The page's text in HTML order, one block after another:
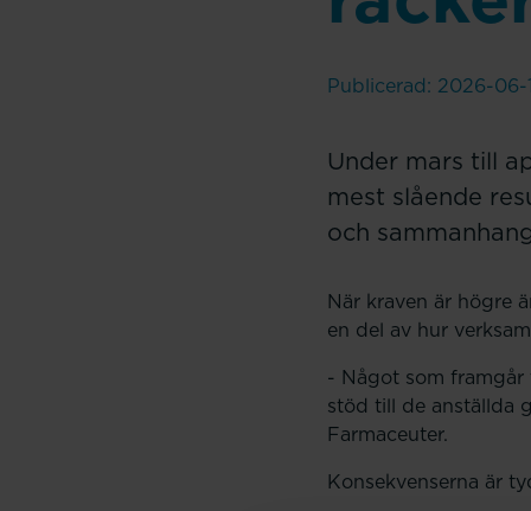
Publicerad: 2026-06-
Under mars till
mest slående
och
När kraven är högre
en del av hur
- Något som framgår
stöd till de anställda
Farmaceuter.
Konsekvenserna är